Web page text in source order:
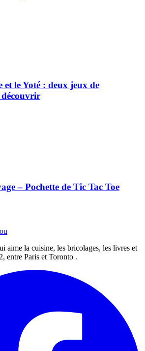
et le Yoté : deux jeux de
découvrir
– Pochette de Tic Tac Toe
aime la cuisine, les bricolages, les livres et
entre Paris et Toronto .